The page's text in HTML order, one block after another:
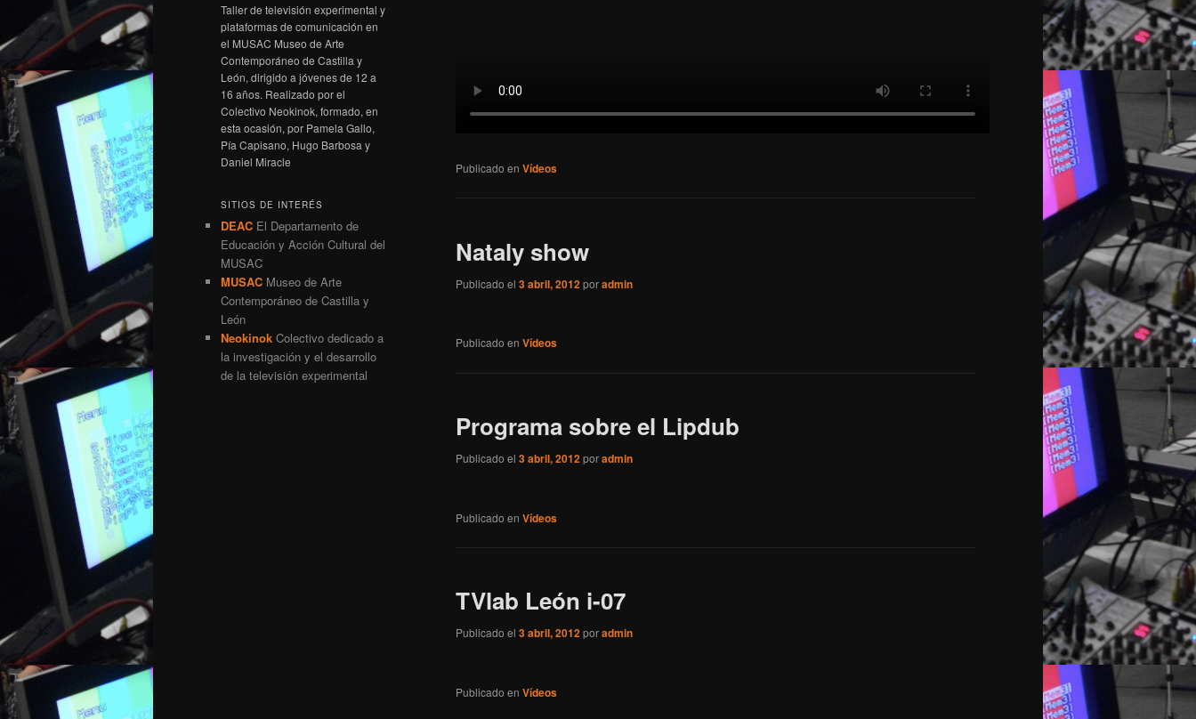
Publicado en Vídeos
Nataly show
Publicado el 3 abril, 2012 poradmin
Publicado en Vídeos
Programa sobre el Lipdub
Publicado el 3 abril, 2012poradmin
Publicado en Vídeos
TVlab León i-07
Publicado el 3 abril, 2012poradmin
Publicado en Vídeos
Taller de televisión experimental y
plataformas de comunicación en
el MUSAC Museo de Arte
Contemporáneo de Castilla y
León, dirigido a jóvenes de 12 a
16 años. Realizado por el
Colectivo Neokinok, formado, en
esta ocasión, por Pamela Gallo,
Pía Capisano, Hugo Barbosa y
Daniel Miracle
SITIOS DE INTERÉS
DEAC El Departamento de
Educación y Acción Cultural del
MUSAC
MUSAC Museo de Arte
Contemporáneo de Castilla y
León
Neokinok Colectivo dedicado a
la investigación y el desarrollo
de la televisión experimental